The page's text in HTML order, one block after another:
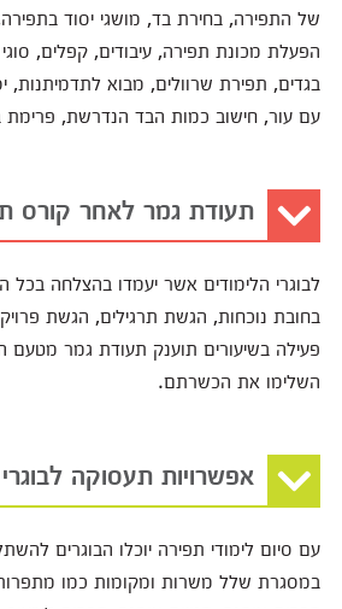
של התפירה, בחירת בד, מושגי יסוד
הפעלת מכונת תפירה, עיבודים, קפלים,
בגדים, תפירת שרוולים, מבוא לתדמיתנות,
עם עור, חישוב כמות הבד הנדרשת, פרימת
תעודת גמר לאחר קורס
לבוגרי הלימודים אשר יעמדו בהצלחה בכל
בחובת נוכחות, הגשת תרגילים, הגשת
פעילה בשיעורים תוענק תעודת גמר מטעם
השלימו את הכשרתם.
אפשרויות תעסוקה
עם סיום לימודי תפירה יוכלו הבוגרים
במסגרת שלל משרות ומקומות כמו